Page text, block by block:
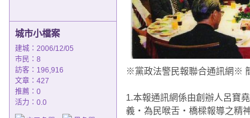
城市小檔案
建城：2006/12/05
市民：8
訪客：196,916
文章：427
推薦： 0
活力：0.0
※黨政法警民報聯合通訊網※
1.本報通訊網係由創辦人呂寶
義‧為民喉舌‧橋樑報導之精